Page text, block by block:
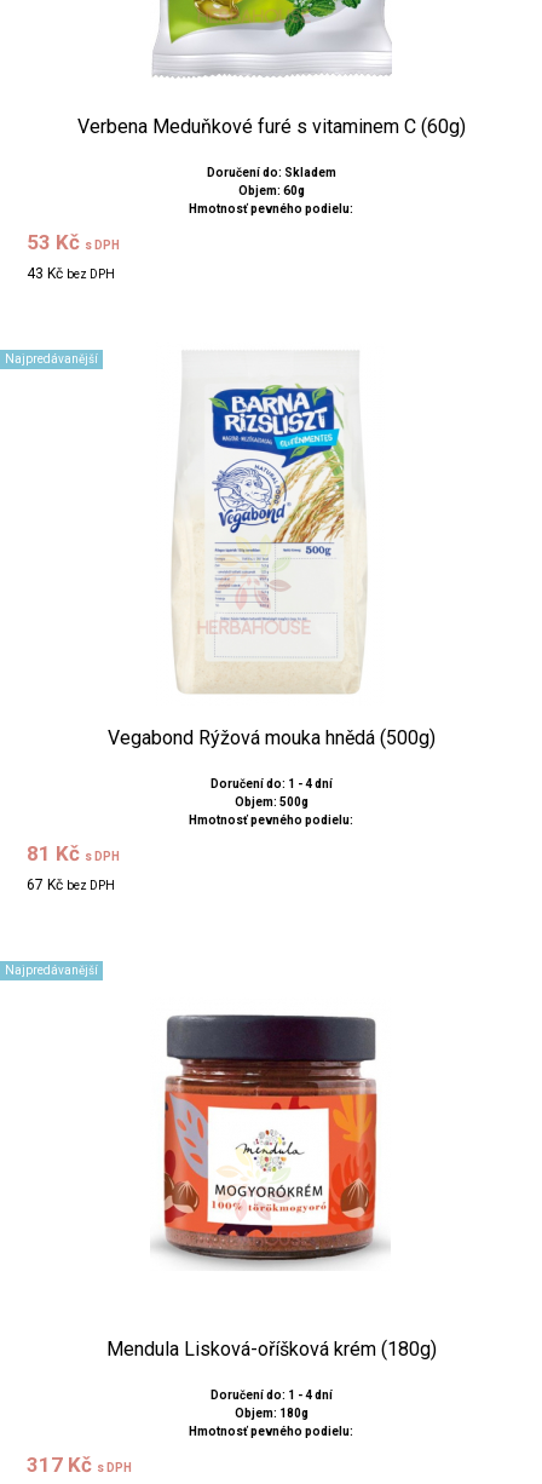
Verbena Meduňkové furé s vitaminem C (60g)
Doručení do: Skladem
Objem: 60g
Hmotnosť pevného podielu:
53 Kč s DPH
43 Kč bez DPH
Najpredávanější
Vegabond Rýžová mouka hnědá (500g)
Doručení do: 1 - 4 dní
Objem: 500g
Hmotnosť pevného podielu:
81 Kč s DPH
67 Kč bez DPH
Najpredávanější
Mendula Lisková-oříšková krém (180g)
Doručení do: 1 - 4 dní
Objem: 180g
Hmotnosť pevného podielu:
317 Kč s DPH